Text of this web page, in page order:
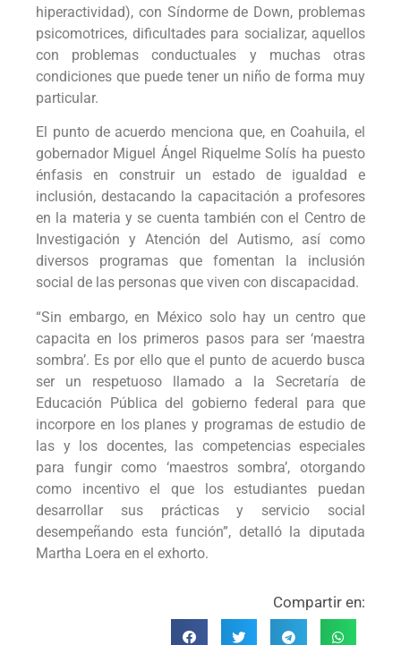
hiperactividad), con Síndorme de Down, problemas
psicomotrices, dificultades para socializar, aquellos
con problemas conductuales y muchas otras
condiciones que puede tener un niño de forma muy
particular.
El punto de acuerdo menciona que, en Coahuila, el
gobernador Miguel Ángel Riquelme Solís ha puesto
énfasis en construir un estado de igualdad e
inclusión, destacando la capacitación a profesores
en la materia y se cuenta también con el Centro de
Investigación y Atención del Autismo, así como
diversos programas que fomentan la inclusión
social de las personas que viven con discapacidad.
“Sin embargo, en México solo hay un centro que
capacita en los primeros pasos para ser ‘maestra
sombra’. Es por ello que el punto de acuerdo busca
ser un respetuoso llamado a la Secretaría de
Educación Pública del gobierno federal para que
incorpore en los planes y programas de estudio de
las y los docentes, las competencias especiales
para fungir como ‘maestros sombra’, otorgando
como incentivo el que los estudiantes puedan
desarrollar sus prácticas y servicio social
desempeñando esta función”, detalló la diputada
Martha Loera en el exhorto.
Compartir en: